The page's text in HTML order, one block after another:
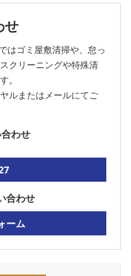
せ
はゴミ屋敷清掃や、怠っ
クリーニングや特殊清
。
ルまたはメールにてご
わせ
合わせ
ーム